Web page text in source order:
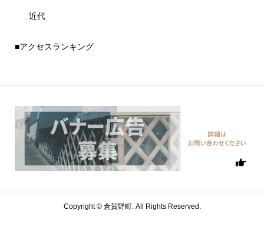
近代
■アクセスランキング
Copyright ©倉賀野町. All Rights Reserved.